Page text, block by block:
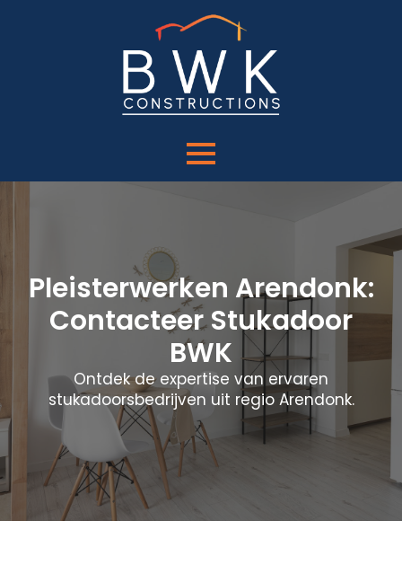
Pleisterwerken Arendonk:
Contacteer Stukadoor
BWK
Ontdek de expertise van ervaren
stukadoorsbedrijven uit regio Arendonk.